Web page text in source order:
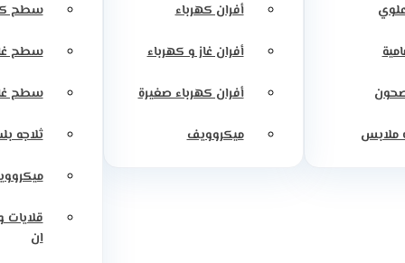
ملابس
أفران كهرباء
أفران غاز و كهرباء
أفران كهرباء صغيرة
ميكروويف
سطح
سطح
سطح
ثلاجه
ان